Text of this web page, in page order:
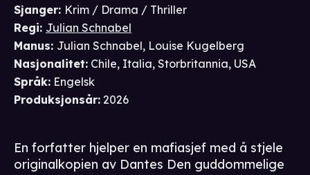
Sjanger: Krim / Drama / Thriller
Regi: Julian Schnabel
Manus: Julian Schnabel, Louise Kugelberg
Nasjonalitet: Chile, Italia, Storbritannia, USA
Språk: Engelsk
Produksjonsår: 2026
En forfatter hjelper en mafiasjef med å stjele
originalkopien av Dantes Den guddommelige